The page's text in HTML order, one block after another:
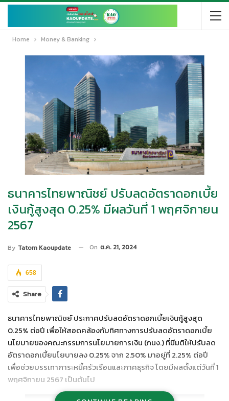
Home Money & Banking
ธนาคารไทยพาณิชย์ ปรับลดอัตราดอกเบี้ย
เงินกู้สูงสุด 0.25% มีผลวันที่ 1 พฤศจิกายน
2567
By Tatom Kaoupdate On ต.ค. 21, 2024
658
Share
ธนาคารไทยพาณิชย์ ประกาศปรับลดอัตราดอกเบี้ยเงินกู้สูงสุด
0.25% ต่อปี เพื่อให้สอดคล้องกับทิศทางการปรับลดอัตราดอกเบี้ย
นโยบายของคณะกรรมการนโยบายการเงิน (กนง.) ที่มีมติให้ปรับลด
อัตราดอกเบี้ยนโยบายลง 0.25% จาก 2.50% มาอยู่ที่ 2.25% ต่อปี
เพื่อช่วยบรรเทาภาระหนี้ครัวเรือนและภาคธุรกิจ โดยมีผลตั้งแต่วันที่ 1
พฤศจิกายน 2567 เป็นต้นไป